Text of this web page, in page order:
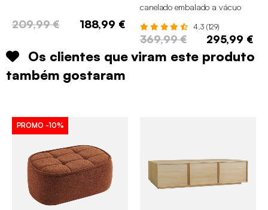
209,99 € 188,99 €
canelado embalado a vácuo
4.3 (129)
369,99 € 295,99 €
Os clientes que viram este produto
também gostaram
PROMO -10%